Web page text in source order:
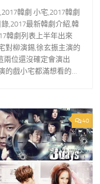
韓劇 小宅,2017韓劇
,2017最新韓劇介紹,韓
韓劇列表上半年出來
對柳演錫,徐玄振主演的
兩位還沒確定會演出
的戲小宅都滿想看的…
40